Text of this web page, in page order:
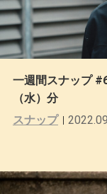
一週間スナップ
（水）分
スナップ